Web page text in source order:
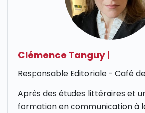
Clémence Tanguy
Responsable Editoriale - Café
Après des études littéraires et
formation en communication à